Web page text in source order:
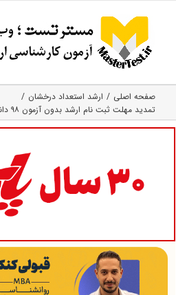
content
صفحه اصلی
ارشد استعداد درخشان
تمدید مهلت ثبت نام ارشد بدون آزمون ۹۸ دانشگاه خواجه نصیر